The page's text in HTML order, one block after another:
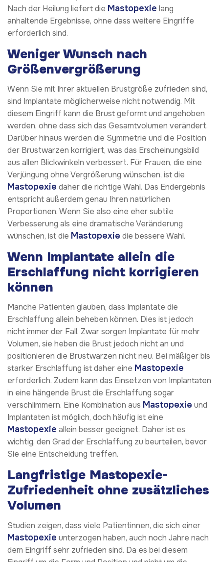
Nach der Heilung liefert die Mastopexie lang
anhaltende Ergebnisse, ohne dass weitere Eingriffe
erforderlich sind.
Weniger Wunsch nach
Größenvergrößerung
Wenn Sie mit Ihrer aktuellen Brustgröße zufrieden sind,
sind Implantate möglicherweise nicht notwendig. Mit
diesem Eingriff kann die Brust geformt und angehoben
werden, ohne dass sich das Gesamtvolumen verändert.
Darüber hinaus werden die Symmetrie und die Position
der Brustwarzen korrigiert, was das Erscheinungsbild
aus allen Blickwinkeln verbessert. Für Frauen, die eine
Verjüngung ohne Vergrößerung wünschen, ist die
Mastopexie daher die richtige Wahl. Das Endergebnis
entspricht außerdem genau Ihren natürlichen
Proportionen. Wenn Sie also eine eher subtile
Verbesserung als eine dramatische Veränderung
wünschen, ist die Mastopexie die bessere Wahl.
Wenn Implantate allein die
Erschlaffung nicht korrigieren
können
Manche Patienten glauben, dass Implantate die
Erschlaffung allein beheben können. Dies ist jedoch
nicht immer der Fall. Zwar sorgen Implantate für mehr
Volumen, sie heben die Brust jedoch nicht an und
positionieren die Brustwarzen nicht neu. Bei mäßiger bis
starker Erschlaffung ist daher eine Mastopexie
erforderlich. Zudem kann das Einsetzen von Implantaten
in eine hängende Brust die Erschlaffung sogar
verschlimmern. Eine Kombination aus Mastopexie und
Implantaten ist möglich, doch häufig ist eine
Mastopexie allein besser geeignet. Daher ist es
wichtig, den Grad der Erschlaffung zu beurteilen, bevor
Sie eine Entscheidung treffen.
Langfristige Mastopexie-
Zufriedenheit ohne zusätzliches
Volumen
Studien zeigen, dass viele Patientinnen, die sich einer
Mastopexie unterzogen haben, auch noch Jahre nach
dem Eingriff sehr zufrieden sind. Da es bei diesem